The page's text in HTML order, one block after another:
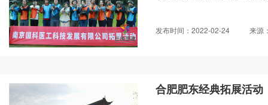
发布时间：2022-02-24 来源
合肥肥东经典拓展活动